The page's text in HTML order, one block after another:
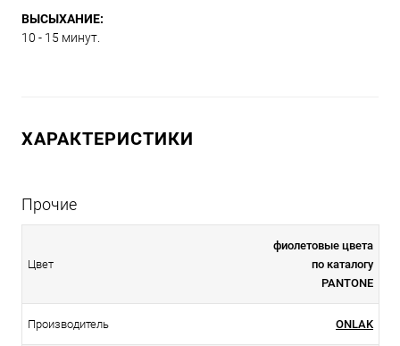
ВЫСЫХАНИЕ:
10 - 15 минут.
ХАРАКТЕРИСТИКИ
Прочие
Цвет
фиолетовые цвета
по каталогу
PANTONE
Производитель ONLAK